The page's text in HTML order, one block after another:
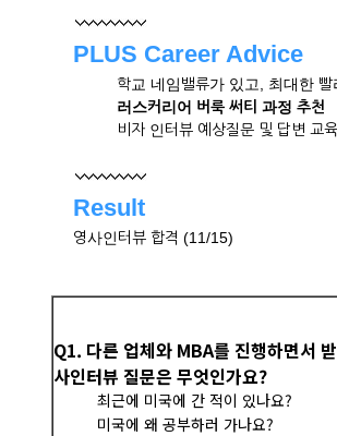
PLUS Career Advice
학교 네임밸류가 있고, 최대한
러스커리어 버룩 써티 과정 추천
비자 인터뷰 예상질문 및 답변 교
Result
영사인터뷰 합격 (11/15)
Q1. 다른 업체와 MBA를 진행하면서
사인터뷰 질문은 무엇인가요?
최근에 미국에 간 적이 있나요?
미국에 왜 공부하러 가나요?